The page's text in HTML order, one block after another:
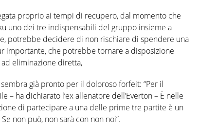
proprio ai tempi di recupero, dal momento che
uno dei tre indispensabili del gruppo insieme a
potrebbe decidere di non rischiare di spendere una
importante, che potrebbe tornare a disposizione
ad eliminazione diretta,
sembra già pronto per il doloroso forfeit: “Per il
– ha dichiarato l’ex allenatore dell’Everton – È nelle
di partecipare a una delle prime tre partite è un
non può, non sarà con non noi”.